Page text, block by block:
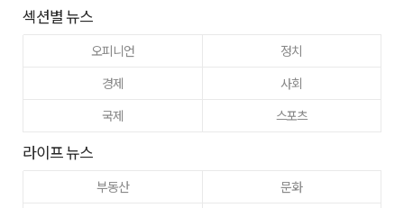
섹션별 뉴스
오피니언
정치
경제
사회
국제
스포츠
라이프 뉴스
부동산
문화